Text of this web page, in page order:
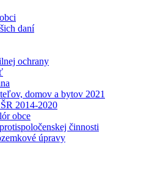
daní
ochrany
domov a bytov 2021
2014-2020
obce
činnosti
úpravy